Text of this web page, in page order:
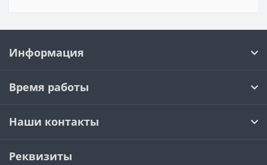
Информация
Время работы
Наши контакты
Реквизиты